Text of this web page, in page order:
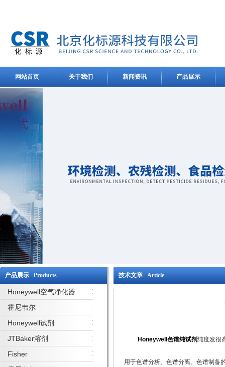
网站首页 关于我们 新闻资讯 产品展示
产品展示 Products
Honeywell空气净化器
霍尼韦尔
Honeywell试剂
JTBaker溶剂
Fisher
技术文章 Article
Honeywell色谱纯试剂纯度发很
用于色谱分析、色谱分离、色谱制备